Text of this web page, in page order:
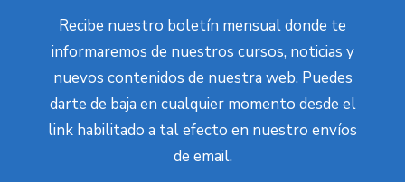
Recibe nuestro boletín mensual donde te
informaremos de nuestros cursos, noticias y
nuevos contenidos de nuestra web. Puedes
darte de baja en cualquier momento desde el
link habilitado a tal efecto en nuestro envíos
de email.